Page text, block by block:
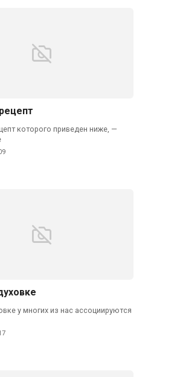
которого приведен ниже, —
у многих из нас ассоциируются